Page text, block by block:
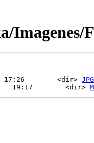
Imagenes/
17:26        <dir> JPG
19:17        <dir>